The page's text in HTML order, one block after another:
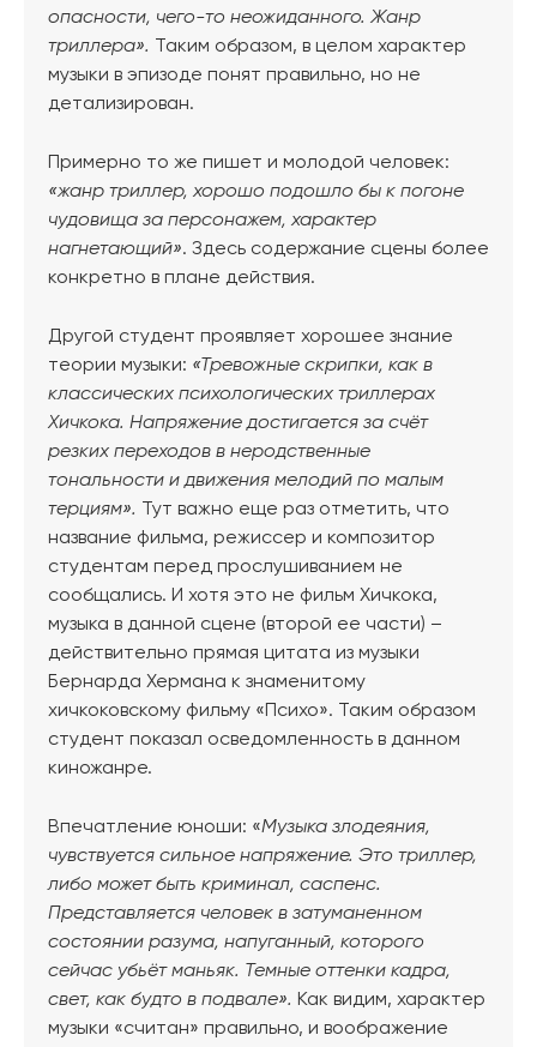
опасности, чего-то неожиданного. Жанр
триллера».
Таким образом, в целом характер
музыки в эпизоде понят правильно, но не
детализирован.
Примерно то же пишет и молодой человек:
«жанр триллер, хорошо подошло бы к погоне
чудовища за персонажем, характер
нагнетающий». Здесь содержание сцены более
конкретно в плане действия.
Другой студент проявляет хорошее знание
теории музыки: «Тревожные скрипки, как в
классических психологических триллерах
Хичкока. Напряжение достигается за счёт
резких переходов в неродственные
тональности и движения мелодий по малым
терциям».
Тут важно еще раз отметить, что
название фильма, режиссер и композитор
студентам перед прослушиванием не
сообщались. И хотя это не фильм Хичкока,
музыка в данной сцене (второй ее части) –
действительно прямая цитата из музыки
Бернарда Хермана к знаменитому
хичкоковскому фильму «Психо». Таким образом
студент показал осведомленность в данном
киножанре.
Впечатление юноши: «Музыка злодеяния,
чувствуется сильное напряжение. Это триллер,
либо может быть криминал, саспенс.
Представляется человек в затуманенном
состоянии разума, напуганный, которого
сейчас убьёт маньяк. Темные оттенки кадра,
свет, как будто в подвале». Как видим, характер
музыки «считан» правильно, и воображение